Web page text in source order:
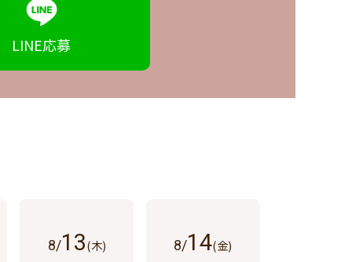
LINE応募
8/13(木) 8/14(金)